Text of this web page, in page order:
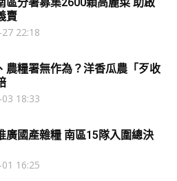
賣
22:18
農糧署無作為？洋香瓜農「歹收
18:33
廣國產雜糧 南區15隊入圍總決
16:25